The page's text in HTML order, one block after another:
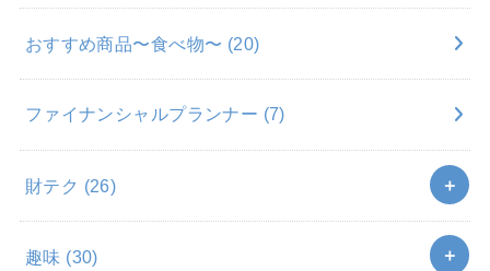
おすすめ商品〜食べ物〜 (20)
ファイナンシャルプランナー (7)
財テク (26)
趣味 (30)